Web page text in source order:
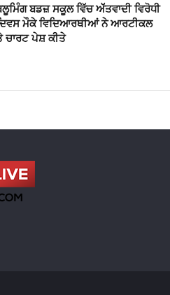
ਬਡਜ਼ ਸਕੂਲ ਵਿੱਚ ਅੱੱਤਵਾਦੀ ਵਿਰੋਧੀ
ਮੌਕੇ ਵਿਦਿਆਰਥੀਆਂ ਨੇ ਆਰਟੀਕਲ
ਚਾਰਟ ਪੇਸ਼ ਕੀਤੇ